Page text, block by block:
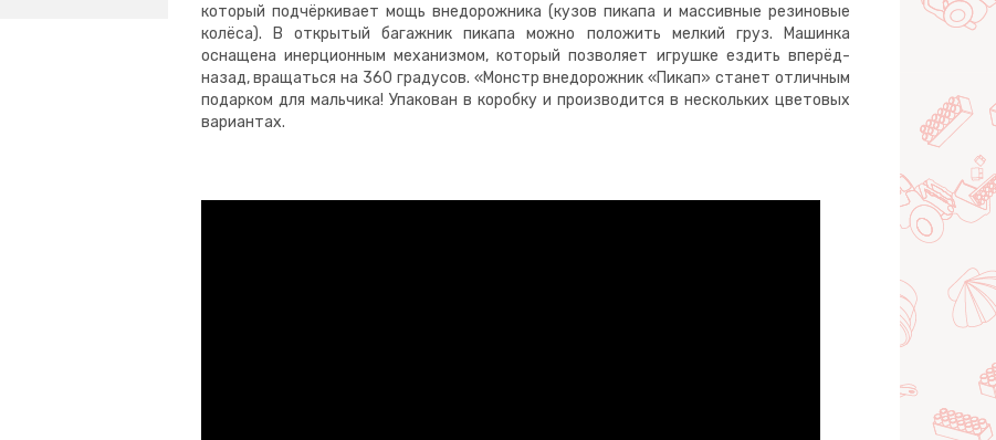
который подчёркивает мощь внедорожника (кузов пикапа и массивные резиновые
колёса). В открытый багажник пикапа можно положить мелкий груз. Машинка
оснащена инерционным механизмом, который позволяет игрушке ездить вперёд-
назад, вращаться на 360 градусов. «Монстр внедорожник «Пикап» станет отличным
подарком для мальчика! Упакован в коробку и производится в нескольких цветовых
вариантах.